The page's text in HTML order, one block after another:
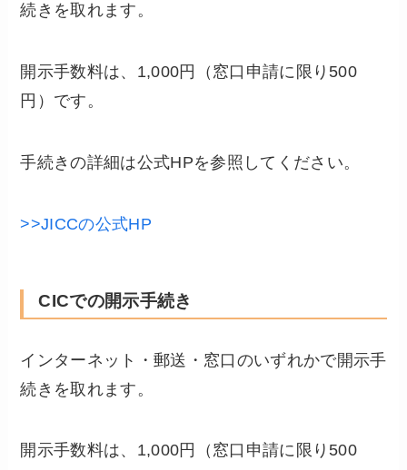
続きを取れます。
開示手数料は、1,000円（窓口申請に限り500
円）です。
手続きの詳細は公式HPを参照してください。
>>JICCの公式HP
CICでの開示手続き
インターネット・郵送・窓口のいずれかで開示手
続きを取れます。
開示手数料は、1,000円（窓口申請に限り500